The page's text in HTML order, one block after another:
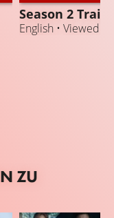
Season 2
English • Viewed
ZU